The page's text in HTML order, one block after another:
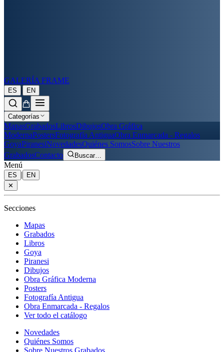
GALERÍA FRAME
ES | EN
Categorías
MapasGrabadosLibrosDibujosObra Gráfica
ModernaPostersFotografía AntiguaObra Enmarcada - Regalos
GoyaPiranesiNovedadesQuiénes SomosSobre Nuestros
GrabadosContacto Buscar…
Menú
ES |
EN
✕
Secciones
Mapas
Grabados
Libros
Goya
Piranesi
Dibujos
Obra Gráfica Moderna
Posters
Fotografía Antigua
Obra Enmarcada - Regalos
Ver todo el catálogo
Novedades
Quiénes Somos
Sobre Nuestros Grabados